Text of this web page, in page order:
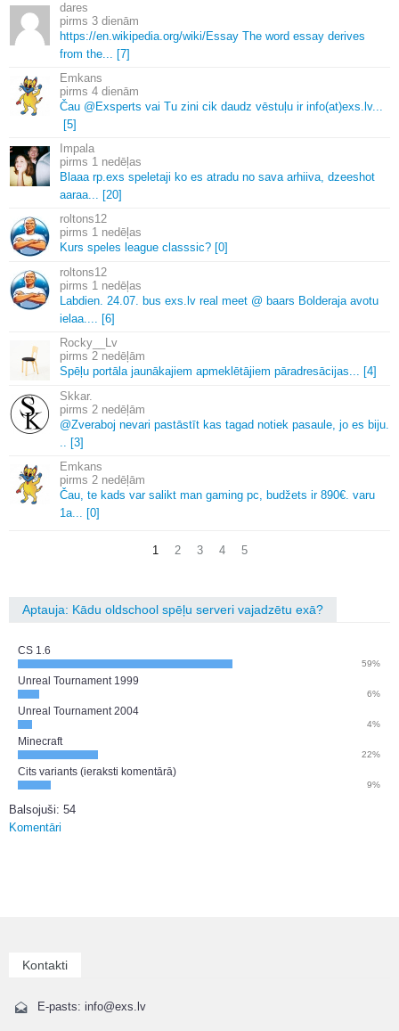
dares
3 dienām
https://en.wikipedia.org/wiki/Essay The word essay derives
from the... [7]
Emkans
4 dienām
Čau @Exsperts vai Tu zini cik daudz vēstuļu ir info(at)exs. lv...
[5]
Impala
1 nedēļas
Blaaa rp.exs speletaji ko es atradu no sava arhiiva, dzeeshot
aaraa... [20]
roltons12
1 nedēļas
Kurs speles league classsic? [0]
roltons12
1 nedēļas
Labdien. 24.07. bus exs. lv real meet @ baars Bolderaja avotu
ielaa.... [6]
Rocky__Lv
2 nedēļām
Spēļu portāla jaunākajiem apmeklētājiem pāradresācijas... [4]
Skkar.
2 nedēļām
@Zveraboj nevari pastāstīt kas tagad notiek pasaule, jo es biju.
.. [3]
Emkans
2 nedēļām
Čau, te kads var salikt man gaming pc, budžets ir 890€. varu
1a... [0]
1 2 3 4 5
Aptauja: Kādu oldschool spēļu serveri vajadzētu exā?
CS 1.6
59%
Unreal Tournament 1999
6%
Unreal Tournament 2004
4%
Minecraft
22%
Cits variants (ieraksti komentārā)
9%
Balsojuši: 54
Komentāri
Kontakti
E-pasts: info@exs.lv